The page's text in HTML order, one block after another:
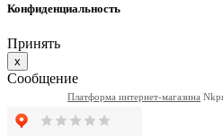
Конфиденциальность
Принять
x
Сообщение
Платформа интернет-магазина